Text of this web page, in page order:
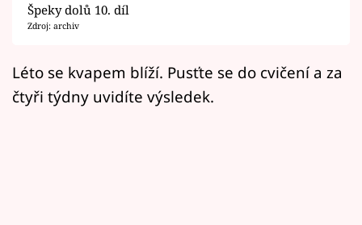
Filmový festival Karlovy Vary
Mámy sobě
Špeky dolů 10. díl
Zdroj: archiv
Léto se kvapem blíží. Pusťte se do cvičení a za
čtyři týdny uvidíte výsledek.